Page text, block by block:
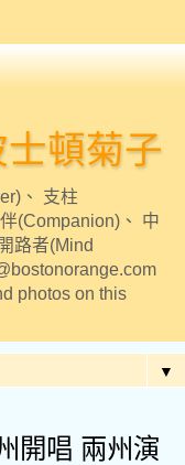
頓菊子
、 支柱
(Companion)、 中
路者(Mind
photos on this
▼
開唱 兩州演